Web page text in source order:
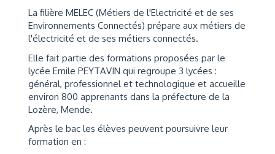
La filière MELEC (Métiers de l'Electricité et de ses
Environnements Connectés) prépare aux métiers de
l'électricité et de ses métiers connectés.
Elle fait partie des formations proposées par le
lycée Emile PEYTAVIN qui regroupe 3 lycées :
général, professionnel et technologique et accueille
environ 800 apprenants dans la préfecture de la
Lozère, Mende.
Après le bac les élèves peuvent poursuivre leur
formation en :